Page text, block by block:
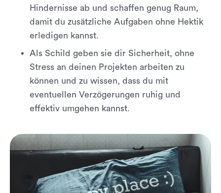
Hindernisse ab und schaffen genug Raum,
damit du zusätzliche Aufgaben ohne Hektik
erledigen kannst.
Als Schild geben sie dir Sicherheit, ohne
Stress an deinen Projekten arbeiten zu
können und zu wissen, dass du mit
eventuellen Verzögerungen ruhig und
effektiv umgehen kannst.